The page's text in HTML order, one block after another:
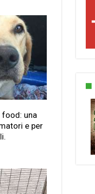
food: una
e per